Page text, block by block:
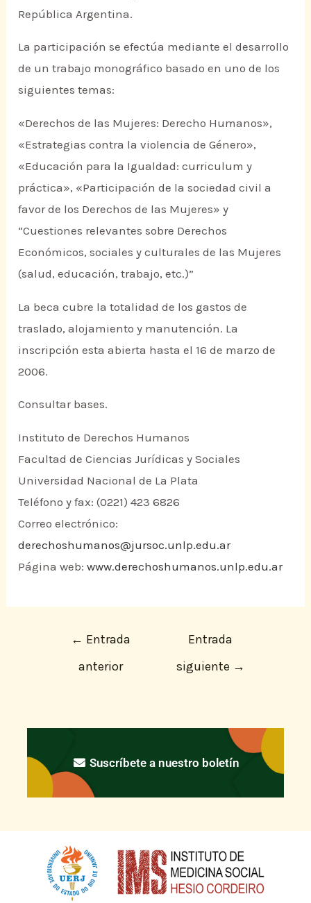
República Argentina.
La participación se efectúa mediante el desarrollo
de un trabajo monográfico basado en uno de los
siguientes temas:
«Derechos de las Mujeres: Derecho Humanos»,
«Estrategias contra la violencia de Género»,
«Educación para la Igualdad: curriculum y
práctica», «Participación de la sociedad civil a
favor de los Derechos de las Mujeres» y
“Cuestiones relevantes sobre Derechos
Económicos, sociales y culturales de las Mujeres
(salud, educación, trabajo, etc.)”
La beca cubre la totalidad de los gastos de
traslado, alojamiento y manutención. La
inscripción esta abierta hasta el 16 de marzo de
2006.
Consultar bases.
Instituto de Derechos Humanos
Facultad de Ciencias Jurídicas y Sociales
Universidad Nacional de La Plata
Teléfono y fax: (0221) 423 6826
Correo electrónico:
derechoshumanos@jursoc.unlp.edu.ar
Página web:www.derechoshumanos.unlp.edu.ar
← Entrada
anterior
Entrada
siguiente →
Suscríbete a nuestro boletín